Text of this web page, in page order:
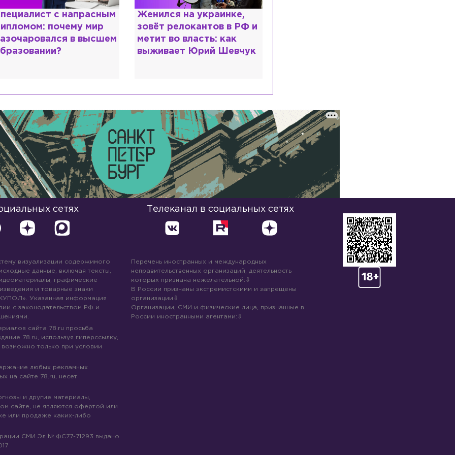
Женился на украинке,
зовёт релокантов в РФ и
метит во власть: как
выживает Юрий Шевчук
Косил от армии,
продавал посты и
воровал гумпомощь: что
о Зеленском рассказали
сетях Телеканал в социальных сетях
визуализации содержимого
данные, включая тексты,
графические
и товарные знаки
Указанная информация
с законодательством РФ и
сайта 78.ru просьба
78.ru, используя гиперссылку,
возможно только при условии
любых рекламных
на сайте 78.ru, несет
и другие материалы,
сайте, не являются офертой или
или продаже каких-либо
СМИ Эл № ФС77-71293 выдано
Перечень иностранных и международных
неправительственных организаций, деятельность
которых признана нежелательной:
В России признаны экстремистскими и запрещены
организации
Организации, СМИ и физические лица, признанные в
России иностранными агентами: